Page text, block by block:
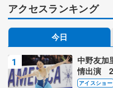
アクセスランキング
今日
中野友加
情出演
ス」 宮
アイスショー